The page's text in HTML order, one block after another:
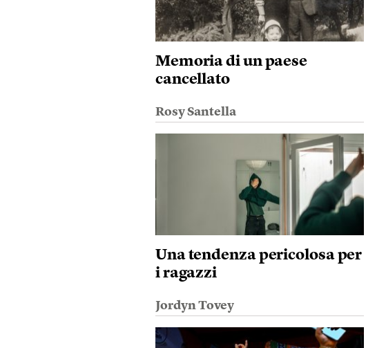
Memoria di un paese
cancellato
Rosy Santella
Una tendenza pericolosa per
i ragazzi
Jordyn Tovey